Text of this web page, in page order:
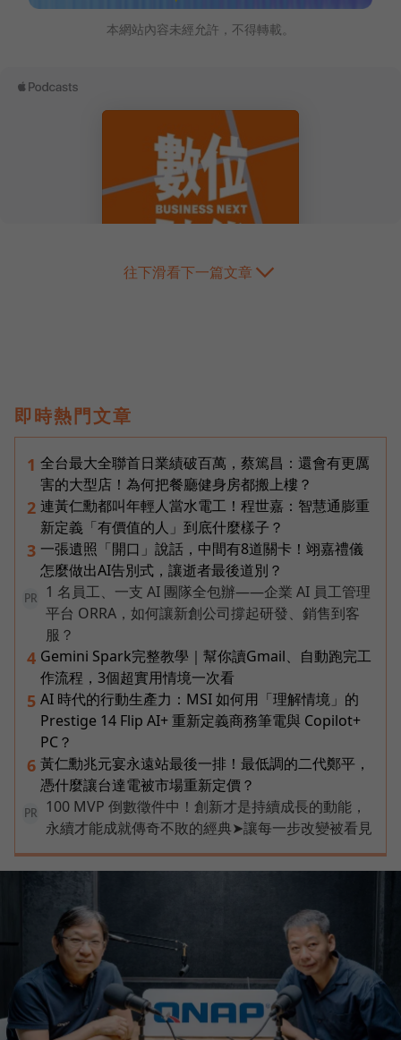
本網站內容未經允許，不得轉載。
往下滑看下一篇文章
即時熱門文章
1 全台最大全聯首日業績破百萬，蔡篤昌：還會有更厲
害的大型店！為何把餐廳健身房都搬上樓？
2 連黃仁勳都叫年輕人當水電工！程世嘉：智慧通膨重
新定義「有價值的人」到底什麼樣子？
3 一張遺照「開口」說話，中間有8道關卡！翊嘉禮儀
怎麼做出AI告別式，讓逝者最後道別？
PR
1 名員工、一支 AI 團隊全包辦——企業 AI 員工管理
平台 ORRA，如何讓新創公司撐起研發、銷售到客
服？
4 Gemini Spark完整教學｜幫你讀Gmail、自動跑完工
作流程，3個超實用情境一次看
5 AI 時代的行動生產力：MSI 如何用「理解情境」的
Prestige 14 Flip AI+ 重新定義商務筆電與 Copilot+
PC？
6 黃仁勳兆元宴永遠站最後一排！最低調的二代鄭平，
憑什麼讓台達電被市場重新定價？
PR
100 MVP 倒數徵件中！創新才是持續成長的動能，
永續才能成就傳奇不敗的經典➤讓每一步改變被看見